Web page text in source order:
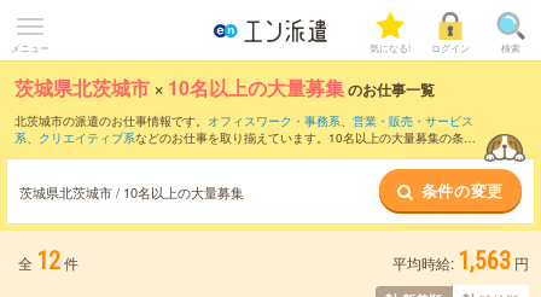
メニュー 気になる! ログイン 検索
茨城県北茨城市 × 10名以上の大量募集のお仕事一覧
北茨城市の派遣のお仕事情報です。 オフィスワーク・事務系、 営業・販売・サービス
系、 クリエイティブ系などのお仕事を取り揃えています。10名以上の大量募集の条件
茨城県北茨城市 / 10名以上の大量募集 条件の変更
全 12件 平均時給: 1,563 円